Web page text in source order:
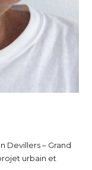
Devillers – Grand
urbain et